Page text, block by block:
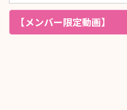
【メンバー限定動画】